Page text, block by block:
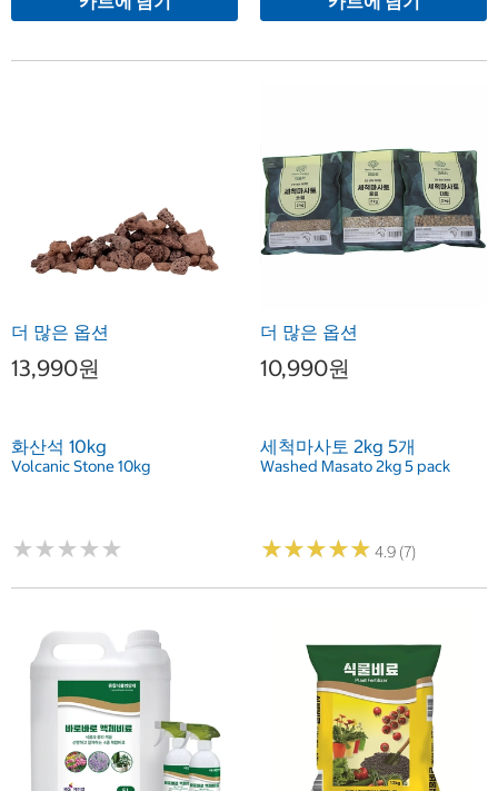
더 많은 옵션
13,990원
화산석 10kg
Volcanic Stone 10kg
★★★★★
★★★★★
더 많은 옵션
10,990원
세척마사토 2kg 5개
Washed Masato 2kg 5 pack
★★★★★
★★★★★ 4.9 (7)